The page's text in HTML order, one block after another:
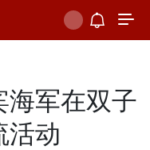
海军在双子
活动